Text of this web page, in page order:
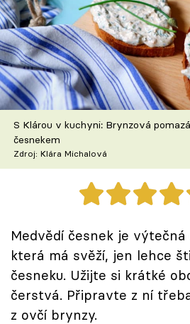
TV Program
Škola vaření
Recepty z TV
Speciál: Cuketa
Těhotnej kuchař
Sledujte prima+
Přihlášení
Sledujte nás
S Klárou v kuchyni: Brynzová
česnekem
Zdroj: Klára Michalová
Medvědí česnek je
která má svěží, jen lehce
česneku. Užijte si krátké
čerstvá. Připravte z ní
z ovčí brynzy.